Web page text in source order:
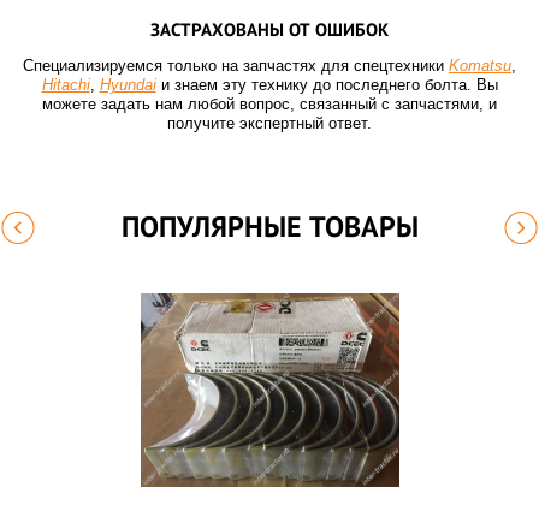
ЗАСТРАХОВАНЫ ОТ ОШИБОК
Специализируемся только на запчастях для спецтехники Komatsu,
Hitachi, Hyundaiи знаем эту технику до последнего болта. Вы
можете задать нам любой вопрос, связанный с запчастями, и
получите экспертный ответ.
ПОПУЛЯРНЫЕ ТОВАРЫ